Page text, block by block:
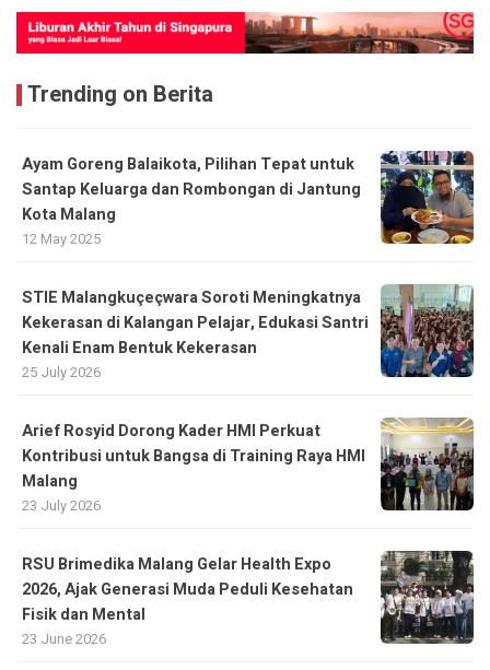
Trending on Berita
Ayam Goreng Balaikota, Pilihan Tepat untuk
Santap Keluarga dan Rombongan di Jantung
Kota Malang
12 May 2025
STIE Malangkuçeçwara Soroti Meningkatnya
Kekerasan di Kalangan Pelajar, Edukasi Santri
Kenali Enam Bentuk Kekerasan
25 July 2026
Arief Rosyid Dorong Kader HMI Perkuat
Kontribusi untuk Bangsa di Training Raya HMI
Malang
23 July 2026
RSU Brimedika Malang Gelar Health Expo
2026, Ajak Generasi Muda Peduli Kesehatan
Fisik dan Mental
23 June 2026